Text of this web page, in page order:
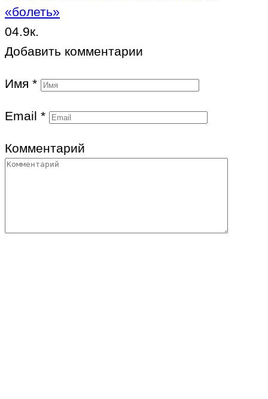
«болеть»
04.9к.
Добавить комментарии
Имя *
Email *
Комментарий